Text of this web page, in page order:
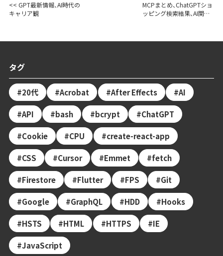
<< GPT最新情報、AI時代の
キャリア観
MCPまとめ、ChatGPTショ
ッピング検索結果、AI関連
タグ
20代 Acrobat After Effects AI
API bash bcrypt ChatGPT
Cookie CPU create-react-app
CSS Cursor Emmet fetch
Firestore Flutter FPS Git
Google GraphQL HDD Hooks
HSTS HTML HTTPS IE
JavaScript